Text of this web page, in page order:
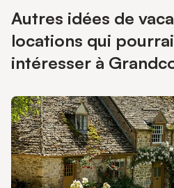
Autres idées de
locations qui
intéresser à